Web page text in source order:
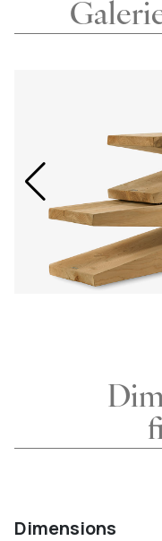
Dimensions